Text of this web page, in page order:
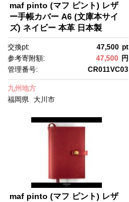
maf pinto (マフ ピント) レザ
ー手帳カバー A6 (文庫本サイ
ズ) ネイビー 本革 日本製
交換pt: 47,500 pt
参考寄附額:
47,500 円
管理番号:
CR011VC03
九州地方
福岡県
大川市
maf pinto (マフ ピント) レザ